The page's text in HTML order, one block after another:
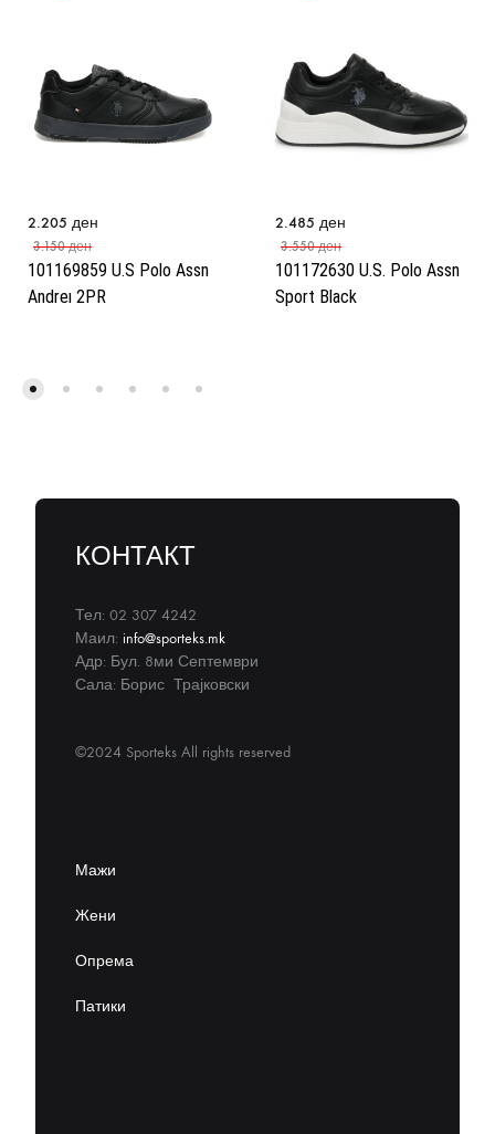
101169859 U.S Polo Assn
Andreı 2PR
2.205 ден
3.150ден
101172630 U.S. Polo Assn
Sport Black
2.485 ден
3.550ден
КОНТАКТ
Тел: 02 307 4242
Маил: info@sporteks.mk
Адр: Бул. 8ми Септември
Сала: Борис Трајковски
©2024 Sporteks All rights reserved
Мажи
Жени
Опрема
Патики